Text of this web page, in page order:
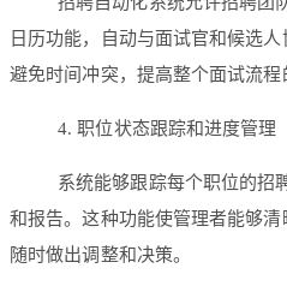
日历功能，自动与面试官和候选
避免时间冲突，提高整个面试流程
4. 职位状态跟踪和进度管理
系统能够跟踪每个职位的招
和报告。这种功能使管理者能够清
随时做出调整和决策。